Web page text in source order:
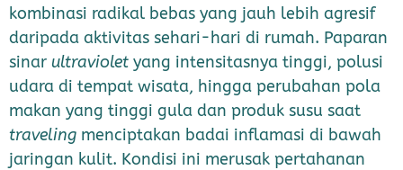
kombinasi radikal bebas yang jauh lebih agresif
daripada aktivitas sehari-hari di rumah. Paparan
sinar ultraviolet yang intensitasnya tinggi, polusi
udara di tempat wisata, hingga perubahan pola
makan yang tinggi gula dan produk susu saat
traveling menciptakan badai inflamasi di bawah
jaringan kulit. Kondisi ini merusak pertahanan